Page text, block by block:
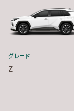
グレード
Z